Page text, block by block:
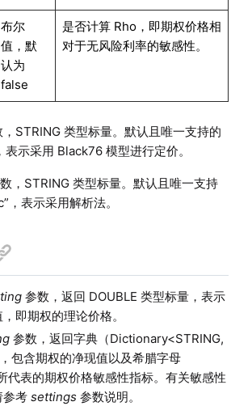
布尔
值，默
认为
false
是否计算 Rho，即期权价格相
对于无风险利率的敏感性。
STRING 类型标量。默认且唯一支持的
表示采用 Black76 模型进行定价。
，STRING 类型标量。默认且唯一支持
，表示采用解析法。
参数，返回 DOUBLE 类型标量，表示
即期权的理论价格。
参数，返回字典（Dictionary<STRING,
包含期权的净现值以及希腊字母
代表的期权价格敏感性指标。有关敏感性
参考 settings参数说明。